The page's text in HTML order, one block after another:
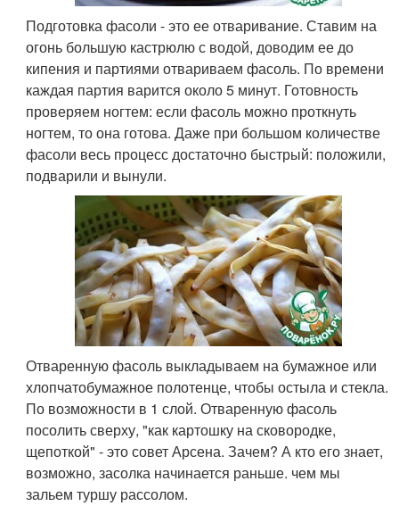
Подготовка фасоли - это ее отваривание. Ставим на
огонь большую кастрюлю с водой, доводим ее до
кипения и партиями отвариваем фасоль. По времени
каждая партия варится около 5 минут. Готовность
проверяем ногтем: если фасоль можно проткнуть
ногтем, то она готова. Даже при большом количестве
фасоли весь процесс достаточно быстрый: положили,
подварили и вынули.
Отваренную фасоль выкладываем на бумажное или
хлопчатобумажное полотенце, чтобы остыла и стекла.
По возможности в 1 слой. Отваренную фасоль
посолить сверху, "как картошку на сковородке,
щепоткой" - это совет Арсена. Зачем? А кто его знает,
возможно, засолка начинается раньше. чем мы
зальем туршу рассолом.